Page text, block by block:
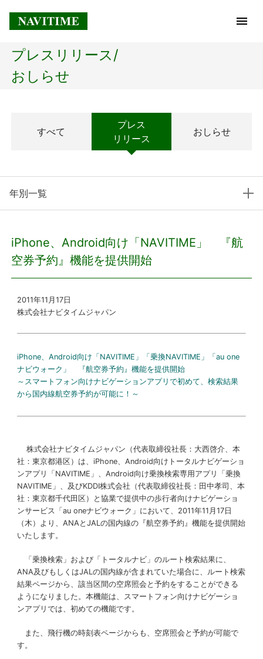
トップページ
経営理念
プレスリリース
おしらせ
個人向けサービス
English
プレスリリース/
おしらせ
すべて
プレス
リリース
おしらせ
年別一覧
iPhone、Android向け「NAVITIME」 『航
空券予約』機能を提供開始
2011年11月17日
株式会社ナビタイムジャパン
iPhone、Android向け「NAVITIME」「乗換NAVITIME」「au one
ナビウォーク」 『航空券予約』機能を提供開始
～スマートフォン向けナビゲーションアプリで初めて、検索結果
から国内線航空券予約が可能に！～
株式会社ナビタイムジャパン（代表取締役社長：大西啓介、本
社：東京都港区）は、iPhone、Android向けトータルナビゲーショ
ンアプリ「NAVITIME」、Android向け乗換検索専用アプリ「乗換
NAVITIME」、及びKDDI株式会社（代表取締役社長：田中孝司、本
社：東京都千代田区）と協業で提供中の歩行者向けナビゲーショ
ンサービス「au oneナビウォーク」において、2011年11 月17日
（木）より、ANAとJALの国内線の『航空券予約』機能を提供開始
いたします。
「乗換検索」および「トータルナビ」のルート検索結果に、
ANA及びもしくはJALの国内線が含まれていた場合に、ルート検索
結果ページから、該当区間の空席照会と予約をすることができる
ようになりました。本機能は、スマートフォン向けナビゲーショ
ンアプリでは、初めての機能です。
また、飛行機の時刻表ページからも、空席照会と予約が可能で
す。